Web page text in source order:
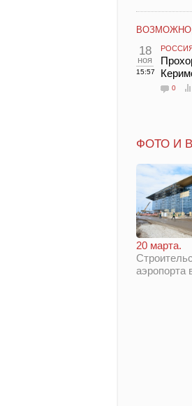
18
ноя
15:57
0
ФОТО И
20 марта.
аэропорта